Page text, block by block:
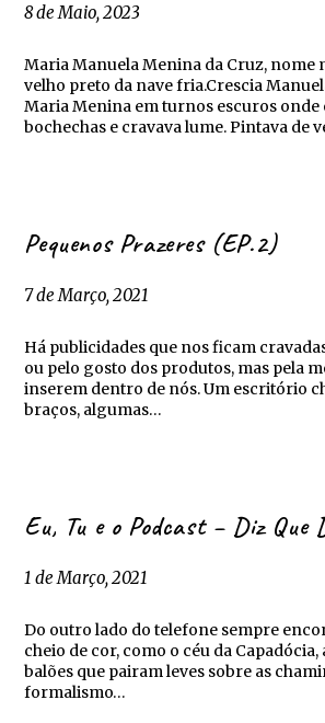
8 de Maio, 2023
Maria Manuela Menina da Cruz, nome
velho preto da nave fria.Crescia
Maria Menina em turnos escuros onde
bochechas e cravava lume. Pintava de
Pequenos Prazeres (EP.2)
7 de Março, 2021
Há publicidades que nos ficam
ou pelo gosto dos produtos, mas pela
inserem dentro de nós. Um escritório
braços, algumas…
Eu, Tu e o Podcast – Diz Que
1 de Março, 2021
Do outro lado do telefone sempre
cheio de cor, como o céu da
balões que pairam leves sobre as
formalismo…